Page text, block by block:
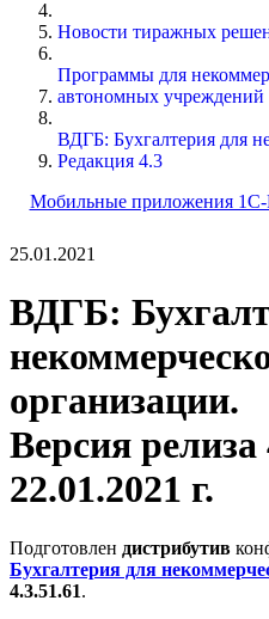
Новости тиражных
Программы для
автономных учреждений
ВДГБ: Бухгалтерия для
Редакция 4.3
Мобильные приложения 1С-
25.01.2021
ВДГБ:
организации.
Версия релиза
22.01.2021 г.
Подготовлен дистрибутив
Бухгалтерия для
4.3.51.61.